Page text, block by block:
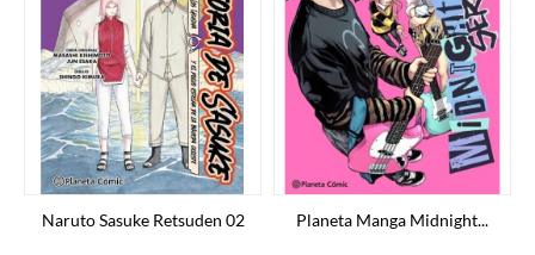
Naruto Sasuke Retsuden 02 Planeta Manga Midnight...